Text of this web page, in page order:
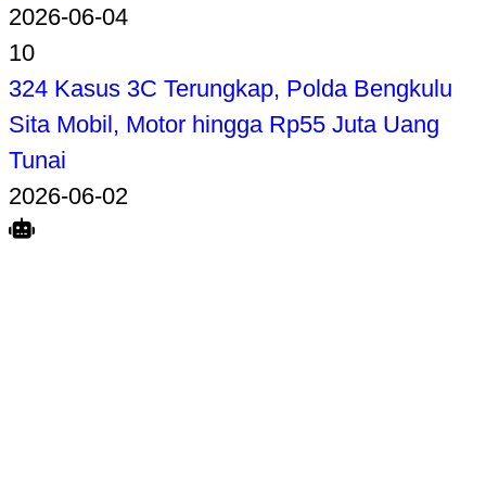
2026-06-04
10
324 Kasus 3C Terungkap, Polda Bengkulu
Sita Mobil, Motor hingga Rp55 Juta Uang
Tunai
2026-06-02